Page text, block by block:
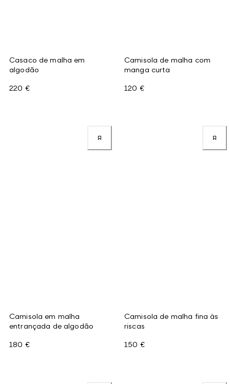
Casaco de malha em
algodão
220 €
Camisola de malha com
manga curta
120 €
Camisola em malha
entrançada de algodão
180 €
Camisola de malha fina às
riscas
150 €